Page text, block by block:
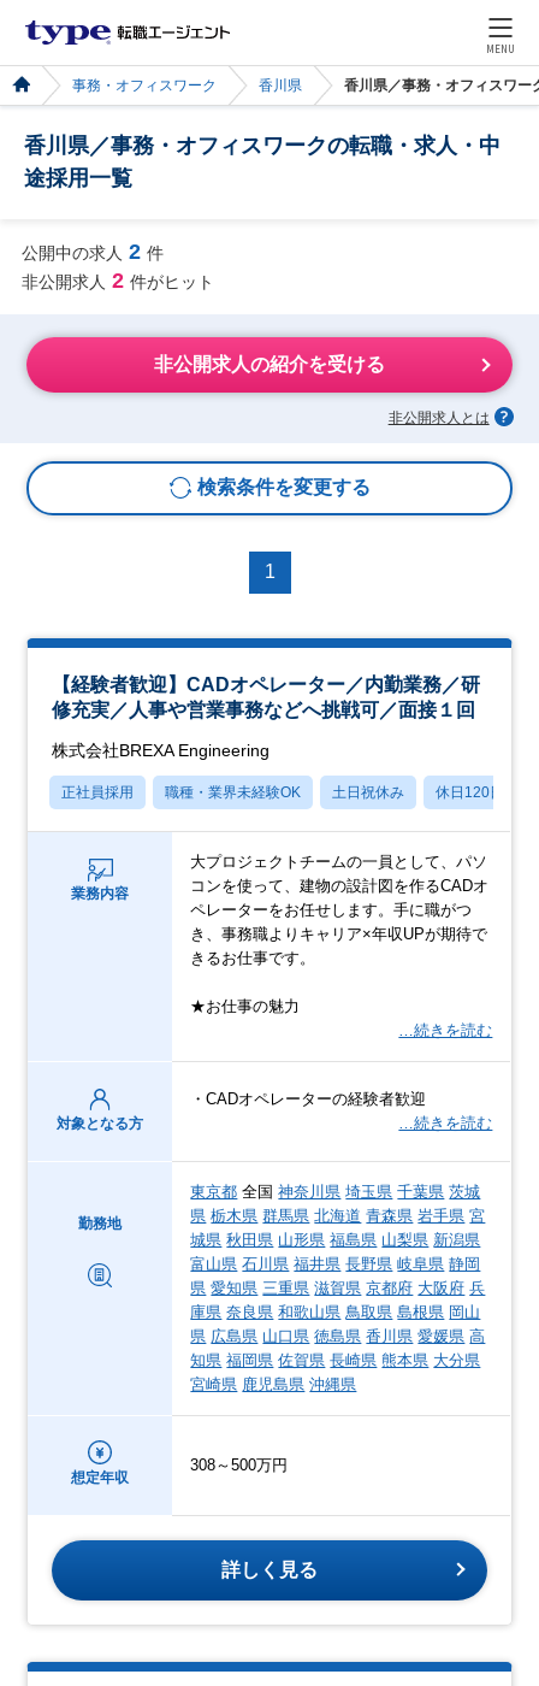
MENU
事務・オフィスワーク 香川県 香川県／事務・オフィスワー
香川県／事務・オフィスワークの転職・求人・中
途採用一覧
公開中の求人 2 件
非公開求人 2 件がヒット
非公開求人の紹介を受ける
非公開求人とは
検索条件を変更する
1
【経験者歓迎】CADオペレーター／内勤業務／研
修充実／人事や営業事務などへ挑戦可／面接１回
株式会社BREXA Engineering
正社員採用 職種・業界未経験OK 土日祝休み 休日120日以上
業務内容
大プロジェクトチームの一員として、パソ
コンを使って、建物の設計図を作るCADオ
ペレーターをお任せします。手に職がつ
き、事務職よりキャリア×年収UPが期待で
きるお仕事です。
★お仕事の魅力
…続きを読む
対象となる方
・CADオペレーターの経験者歓迎
…続きを読む
勤務地
東京都 全国神奈川県 埼玉県 千葉県 茨城
県 栃木県 群馬県 北海道 青森県 岩手県 宮
城県 秋田県 山形県 福島県 山梨県 新潟県
富山県 石川県 福井県 長野県 岐阜県 静岡
県 愛知県 三重県 滋賀県 京都府 大阪府 兵
庫県 奈良県 和歌山県 鳥取県 島根県 岡山
県 広島県 山口県 徳島県 香川県 愛媛県 高
知県 福岡県 佐賀県 長崎県 熊本県 大分県
宮崎県 鹿児島県 沖縄県
想定年収
308～500万円
詳しく見る